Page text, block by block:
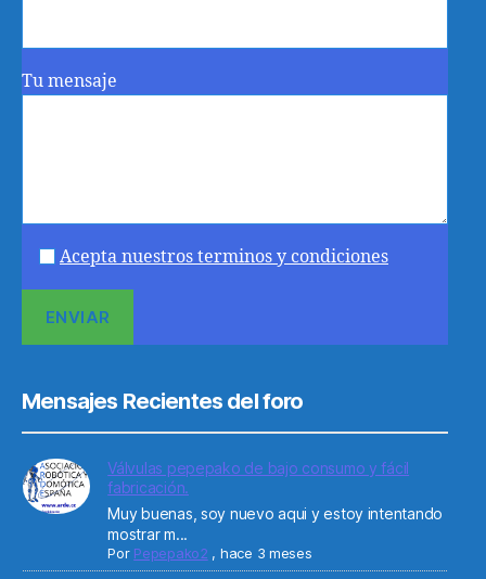
Tu mensaje
Acepta nuestros terminos y condiciones
Mensajes Recientes del foro
Válvulas pepepako de bajo consumo y fácil
fabricación.
Muy buenas, soy nuevo aqui y estoy intentando
mostrar m...
Por Pepepako2 , hace 3 meses